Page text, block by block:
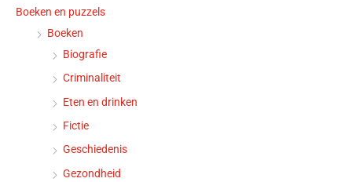
Boeken en puzzels
Boeken
Biografie
Criminaliteit
Eten en drinken
Fictie
Geschiedenis
Gezondheid